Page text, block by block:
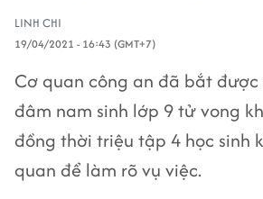
LINH CHI
19/04/2021 - 16:43 (GMT+7)
Cơ quan công an đã bắt
đâm nam sinh lớp 9 tử vong
đồng thời triệu tập 4 học sinh
quan để làm rõ vụ việc.